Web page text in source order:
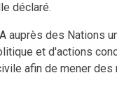
déclaré.
auprès des Nations
et d'actions
afin de mener